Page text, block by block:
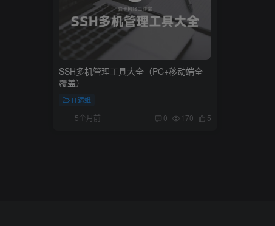
SSH多机管理工具大全（PC+移动端全
覆盖）
IT运维
5个月前 0 170 5